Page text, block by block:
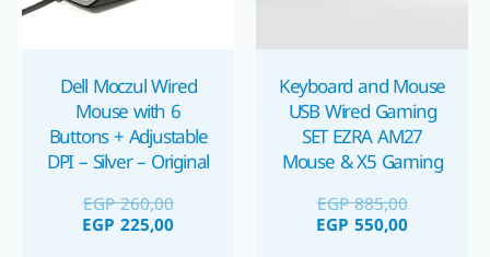
Keyboard and Mouse
USB Wired Gaming
SET EZRA AM27
Mouse & X5 Gaming
كيبود و ماوس جيمينج
X5/EZRA
EGP885,00
EGP 550,00
Dell Moczul Wired
Mouse with 6
Buttons + Adjustable
DPI – Silver – Original
EGP260,00
EGP 225,00